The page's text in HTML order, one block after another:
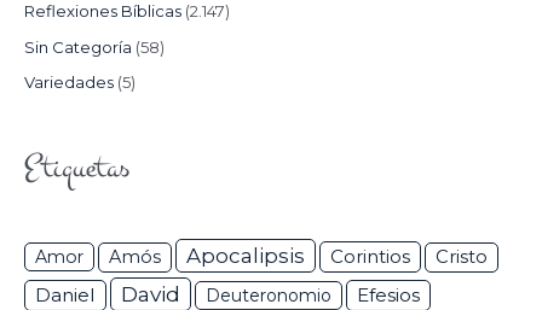
Reflexiones Bíblicas (2.147)
Sin Categoría (58)
Variedades (5)
Etiquetas
Amor Amós Apocalipsis Corintios Cristo
Daniel David Deuteronomio Efesios